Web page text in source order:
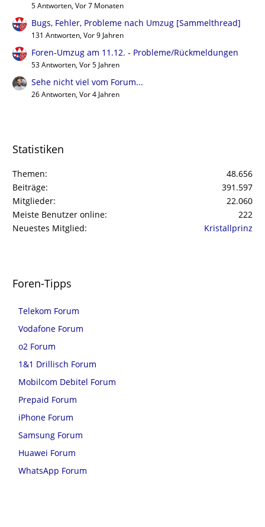
5 Antworten, Vor 7 Monaten
Bugs, Fehler, Probleme nach Umzug [Sammelthread]
131 Antworten, Vor 9 Jahren
Foren-Umzug am 11.12. - Probleme/Rückmeldungen
53 Antworten, Vor 5 Jahren
Sehe nicht viel vom Forum...
26 Antworten, Vor 4 Jahren
Statistiken
Themen
48.656
Beiträge
391.597
Mitglieder
22.060
Meiste Benutzer online
222
Neuestes Mitglied
Kristallprinz
Foren-Tipps
Telekom Forum
Vodafone Forum
o2 Forum
1&1 Drillisch Forum
Mobilcom Debitel Forum
Prepaid Forum
iPhone Forum
Samsung Forum
Huawei Forum
WhatsApp Forum